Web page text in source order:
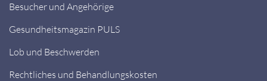
Besucher und Angehörige
Gesundheitsmagazin PULS
Lob und Beschwerden
Rechtliches und Behandlungskosten